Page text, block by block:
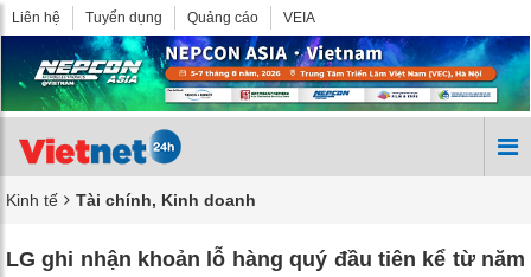
Liên hệ Tuyển dụng Quảng cáo VEIA
Kinh tế Tài chính, Kinh doanh
LG ghi nhận khoản lỗ hàng quý đầu tiên kể từ năm